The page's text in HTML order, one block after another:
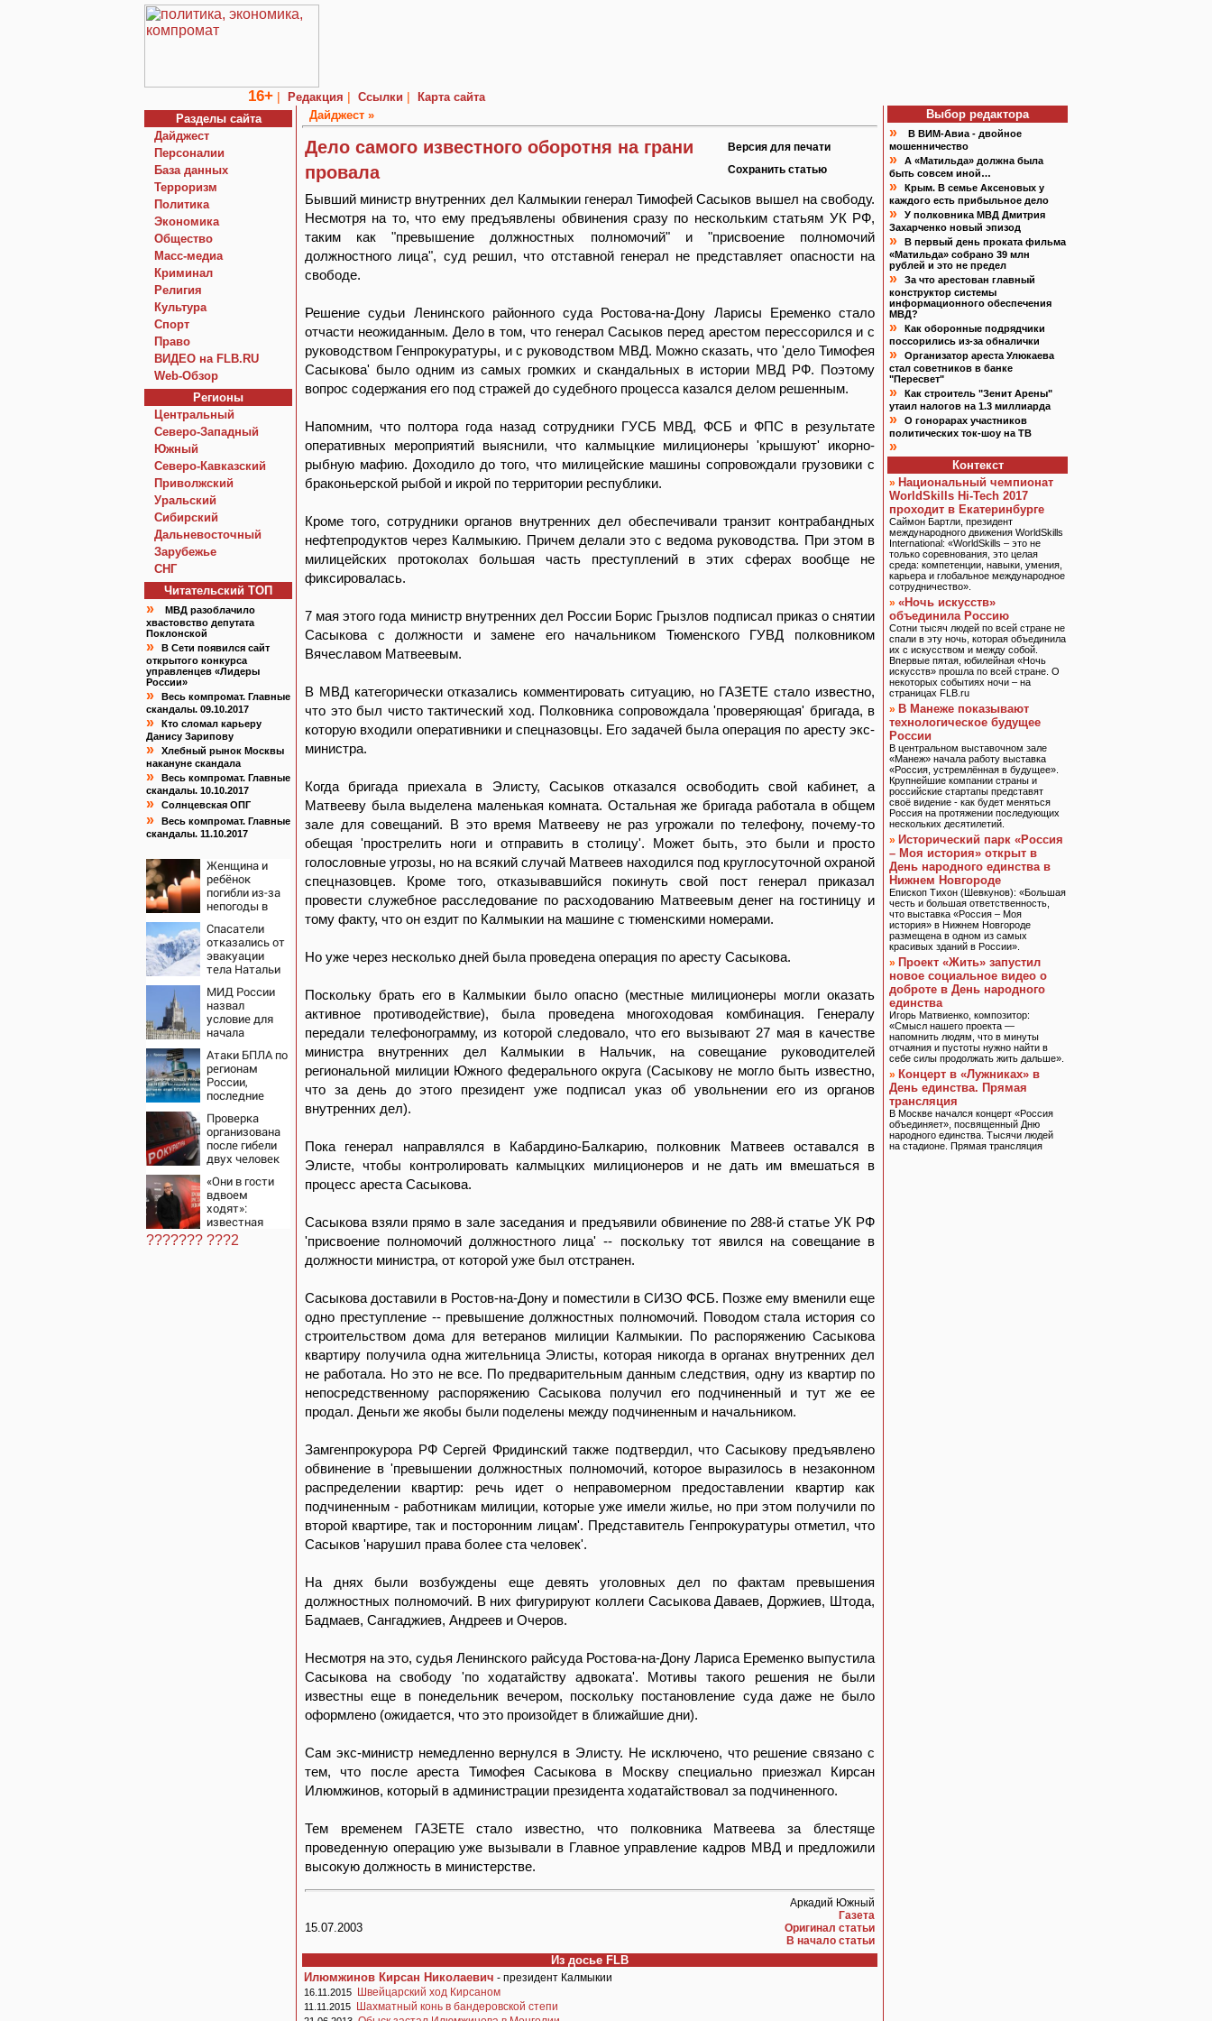
16+ | Редакция | Ссылки |
Карта сайта
Разделы сайта
Дайджест
Персоналии
База данных
Терроризм
Политика
Экономика
Общество
Macc-медиа
Криминал
Религия
Культура
Спорт
Право
ВИДЕО на FLB.RU
Web-Обзор
Регионы
Центральный
Северо-Западный
Южный
Северо-Кавказский
Приволжский
Уральский
Сибирский
Дальневосточный
Зарубежье
СНГ
Читательский TOП
»
МВД разоблачило
хвастовство депутата
Поклонской
»
В Сети появился сайт
открытого конкурса
управленцев «Лидеры
России»
»
Весь компромат. Главные
скандалы. 09.10.2017
»
Кто сломал карьеру
Данису Зарипову
»
Хлебный рынок Москвы
накануне скандала
»
Весь компромат. Главные
скандалы. 10.10.2017
» Солнцевская ОПГ
»
Весь компромат. Главные
скандалы. 11.10.2017
Женщина и
ребёнок
погибли из-за
непогоды в
Спасатели
отказались от
эвакуации
тела Натальи
с
семитысячника
МИД России
назвал
условие для
начала
мире с
Украиной
Атаки БПЛА по
регионам
России,
последние
августа 2026:
последствия,
атаки на
склады
Wildberries,
состояние
пострадавших
Проверка
организована
после гибели
двух человек
деревьев в
Смоленске
«Они в гости
вдвоем
ходят»:
известная
журналистка
подтвердила
??????? ???2
Дайджест »
Дело самого известного оборотня на грани
провала
Версия для печати
Сохранить статью
Бывший министр внутренних дел Калмыкии генерал Тимофей Сасыков вышел на свободу.
Несмотря на то, что ему предъявлены обвинения сразу по нескольким статьям УК РФ,
таким как "превышение должностных полномочий" и "присвоение полномочий
должностного лица", суд решил, что отставной генерал не представляет опасности на
свободе.
Решение судьи Ленинского районного суда Ростова-на-Дону Ларисы Еременко стало
отчасти неожиданным. Дело в том, что генерал Сасыков перед арестом перессорился и с
руководством Генпрокуратуры, и с руководством МВД. Можно сказать, что 'дело Тимофея
Сасыкова' было одним из самых громких и скандальных в истории МВД РФ. Поэтому
вопрос содержания его под стражей до судебного процесса казался делом решенным.
Напомним, что полтора года назад сотрудники ГУСБ МВД, ФСБ и ФПС в результате
оперативных мероприятий выяснили, что калмыцкие милиционеры 'крышуют' икорно-
рыбную мафию. Доходило до того, что милицейские машины сопровождали грузовики с
браконьерской рыбой и икрой по территории республики.
Кроме того, сотрудники органов внутренних дел обеспечивали транзит контрабандных
нефтепродуктов через Калмыкию. Причем делали это с ведома руководства. При этом в
милицейских протоколах большая часть преступлений в этих сферах вообще не
фиксировалась.
7 мая этого года министр внутренних дел России Борис Грызлов подписал приказ о снятии
Сасыкова с должности и замене его начальником Тюменского ГУВД полковником
Вячеславом Матвеевым.
В МВД категорически отказались комментировать ситуацию, но ГАЗЕТЕ стало известно,
что это был чисто тактический ход. Полковника сопровождала 'проверяющая' бригада, в
которую входили оперативники и спецназовцы. Его задачей была операция по аресту экс-
министра.
Когда бригада приехала в Элисту, Сасыков отказался освободить свой кабинет, а
Матвееву была выделена маленькая комната. Остальная же бригада работала в общем
зале для совещаний. В это время Матвееву не раз угрожали по телефону, почему-то
обещая 'прострелить ноги и отправить в столицу'. Может быть, это были и просто
голословные угрозы, но на всякий случай Матвеев находился под круглосуточной охраной
спецназовцев. Кроме того, отказывавшийся покинуть свой пост генерал приказал
провести служебное расследование по расходованию Матвеевым денег на гостиницу и
тому факту, что он ездит по Калмыкии на машине с тюменскими номерами.
Но уже через несколько дней была проведена операция по аресту Сасыкова.
Поскольку брать его в Калмыкии было опасно (местные милиционеры могли оказать
активное противодействие), была проведена многоходовая комбинация. Генералу
передали телефонограмму, из которой следовало, что его вызывают 27 мая в качестве
министра внутренних дел Калмыкии в Нальчик, на совещание руководителей
региональной милиции Южного федерального округа (Сасыкову не могло быть известно,
что за день до этого президент уже подписал указ об увольнении его из органов
внутренних дел).
Пока генерал направлялся в Кабардино-Балкарию, полковник Матвеев оставался в
Элисте, чтобы контролировать калмыцких милиционеров и не дать им вмешаться в
процесс ареста Сасыкова.
Сасыкова взяли прямо в зале заседания и предъявили обвинение по 288-й статье УК РФ
'присвоение полномочий должностного лица' -- поскольку тот явился на совещание в
должности министра, от которой уже был отстранен.
Сасыкова доставили в Ростов-на-Дону и поместили в СИЗО ФСБ. Позже ему вменили еще
одно преступление -- превышение должностных полномочий. Поводом стала история со
строительством дома для ветеранов милиции Калмыкии. По распоряжению Сасыкова
квартиру получила одна жительница Элисты, которая никогда в органах внутренних дел
не работала. Но это не все. По предварительным данным следствия, одну из квартир по
непосредственному распоряжению Сасыкова получил его подчиненный и тут же ее
продал. Деньги же якобы были поделены между подчиненным и начальником.
Замгенпрокурора РФ Сергей Фридинский также подтвердил, что Сасыкову предъявлено
обвинение в 'превышении должностных полномочий, которое выразилось в незаконном
распределении квартир: речь идет о неправомерном предоставлении квартир как
подчиненным - работникам милиции, которые уже имели жилье, но при этом получили по
второй квартире, так и посторонним лицам'. Представитель Генпрокуратуры отметил, что
Сасыков 'нарушил права более ста человек'.
На днях были возбуждены еще девять уголовных дел по фактам превышения
должностных полномочий. В них фигурируют коллеги Сасыкова Даваев, Доржиев, Штода,
Бадмаев, Сангаджиев, Андреев и Очеров.
Несмотря на это, судья Ленинского райсуда Ростова-на-Дону Лариса Еременко выпустила
Сасыкова на свободу 'по ходатайству адвоката'. Мотивы такого решения не были
известны еще в понедельник вечером, поскольку постановление суда даже не было
оформлено (ожидается, что это произойдет в ближайшие дни).
Сам экс-министр немедленно вернулся в Элисту. Не исключено, что решение связано с
тем, что после ареста Тимофея Сасыкова в Москву специально приезжал Кирсан
Илюмжинов, который в администрации президента ходатайствовал за подчиненного.
Тем временем ГАЗЕТЕ стало известно, что полковника Матвеева за блестяще
проведенную операцию уже вызывали в Главное управление кадров МВД и предложили
высокую должность в министерстве.
15.07.2003
Аркадий Южный
Газета
Оригинал статьи
В начало статьи
Из досье FLB
Илюмжинов Кирсан Николаевич - президент Калмыкии
16.11.2015 Швейцарский ход Кирсаном
11.11.2015 Шахматный конь в бандеровской степи
Выбор редактора
»
В ВИМ-Авиа - двойное
мошенничество
»
А «Матильда» должна была
быть совсем иной…
»
Крым. В семье Аксеновых у
каждого есть прибыльное дело
»
У полковника МВД Дмитрия
Захарченко новый эпизод
»
В первый день проката фильма
«Матильда» собрано 39 млн
рублей и это не предел
»
За что арестован главный
конструктор системы
информационного обеспечения
МВД?
»
Как оборонные подрядчики
поссорились из-за обналички
»
Организатор ареста Улюкаева
стал советников в банке
"Пересвет"
»
Как строитель "Зенит Арены"
утаил налогов на 1.3 миллиарда
»
О гонорарах участников
политических ток-шоу на ТВ
»
Контекст
» Национальный чемпионат
WorldSkills Hi-Tech 2017
проходит в Екатеринбурге
Саймон Бартли, президент
международного движения WorldSkills
International: «WorldSkills – это не
только соревнования, это целая
среда: компетенции, навыки, умения,
карьера и глобальное международное
сотрудничество».
» «Ночь искусств»
объединила Россию
Сотни тысяч людей по всей стране не
спали в эту ночь, которая объединила
их с искусством и между собой.
Впервые пятая, юбилейная «Ночь
искусств» прошла по всей стране. О
некоторых событиях ночи – на
страницах FLB.ru
» В Манеже показывают
технологическое будущее
России
В центральном выставочном зале
«Манеж» начала работу выставка
«Россия, устремлённая в будущее».
Крупнейшие компании страны и
российские стартапы представят
своё видение - как будет меняться
Россия на протяжении последующих
нескольких десятилетий.
» Исторический парк «Россия
– Моя история» открыт в
День народного единства в
Нижнем Новгороде
Епископ Тихон (Шевкунов): «Большая
честь и большая ответственность,
что выставка «Россия – Моя
история» в Нижнем Новгороде
размещена в одном из самых
красивых зданий в России».
» Проект «Жить» запустил
новое социальное видео о
доброте в День народного
единства
Игорь Матвиенко, композитор:
«Смысл нашего проекта —
напомнить людям, что в минуты
отчаяния и пустоты нужно найти в
себе силы продолжать жить дальше».
» Концерт в «Лужниках» в
День единства. Прямая
трансляция
В Москве начался концерт «Россия
объединяет», посвященный Дню
народного единства. Тысячи людей
на стадионе. Прямая трансляция